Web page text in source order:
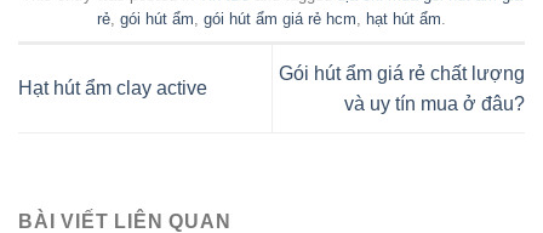
rẻ gói hút ẩm gói hút ẩm giá rẻ hcm hạt hút ẩm
Hạt hút ẩm clay active
Gói hút ẩm giá rẻ chất lượng
và uy tín mua ở đâu?
BÀI VIẾT LIÊN QUAN